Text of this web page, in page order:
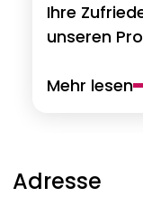
Ihre
unseren
Mehr lesen
Adresse